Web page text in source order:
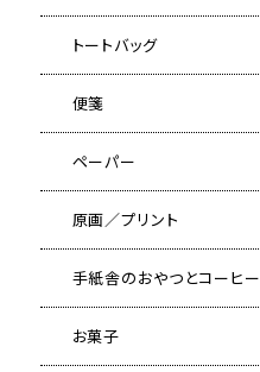
トートバッグ
便箋
ペーパー
原画／プリント
手紙舎のおやつとコーヒー
お菓子